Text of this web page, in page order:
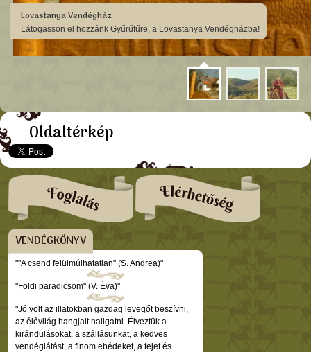
Lovastanya Vendégház
Látogasson el hozzánk Gyűrűfűre, a Lovastanya Vendégházba!
Oldaltérkép
VENDÉGKÖNYV
""A csend felülmúlhatatlan" (S. Andrea)"
"Földi paradicsom" (V. Éva)"
"Jó volt az illatokban gazdag levegőt beszívni,
az élővilág hangjait hallgatni. Élveztük a
kirándulásokat, a szállásunkat, a kedves
vendéglátást, a finom ebédeket, a tejet és